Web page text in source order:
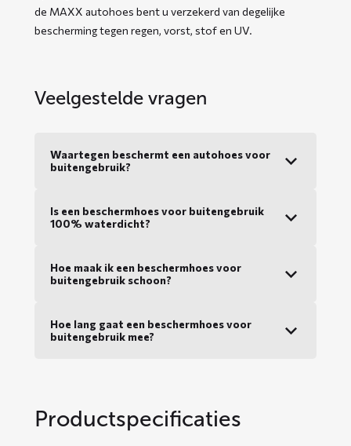
de MAXX autohoes bent u verzekerd van degelijke
bescherming tegen regen, vorst, stof en UV.
Veelgestelde vragen
Waartegen beschermt een autohoes voor
buitengebruik?
Is een beschermhoes voor buitengebruik
100% waterdicht?
Hoe maak ik een beschermhoes voor
buitengebruik schoon?
Hoe lang gaat een beschermhoes voor
buitengebruik mee?
Productspecificaties